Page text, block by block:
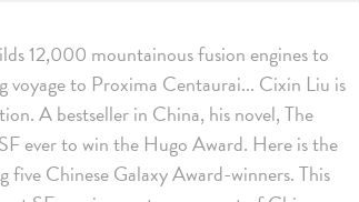
12,000 mountainous fusion engines to
to Proxima Centaurai... Cixin Liu is
A bestseller in China, his novel, The
ever to win the Hugo Award. Here is the
Chinese Galaxy Award-winners. This